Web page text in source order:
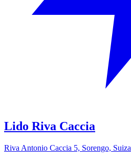
Lido Riva Caccia
Riva Antonio Caccia 5, Sorengo, Suiza